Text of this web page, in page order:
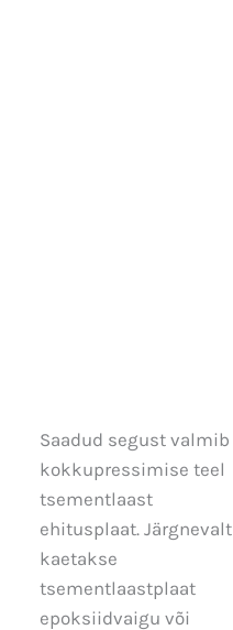
Saadud segust valmib
kokkupressimise teel
tsementlaast
ehitusplaat. Järgnevalt
kaetakse
tsementlaastplaat
epoksiidvaigu või